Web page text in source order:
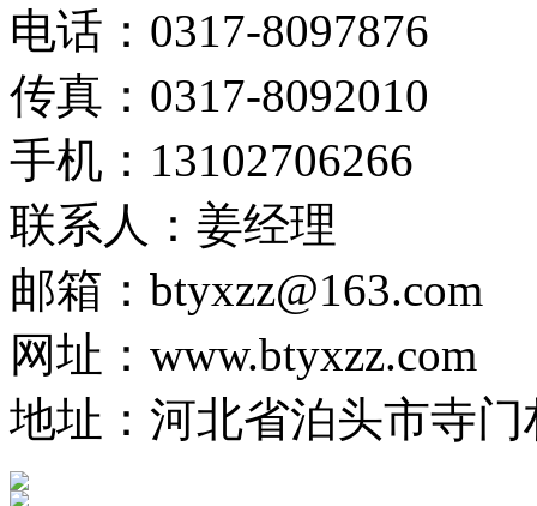
电话：0317-8097876
传真：0317-8092010
手机：13102706266
联系人：姜经理
邮箱：btyxzz@163.com
网址：www.btyxzz.com
地址：河北省泊头市寺门